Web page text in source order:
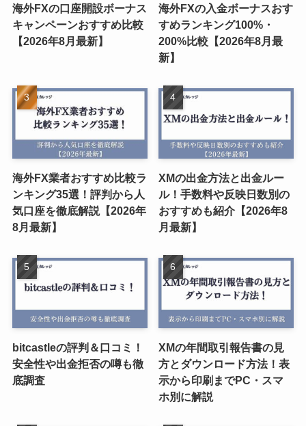
海外FXの口座開設ボーナス
キャンペーンおすすめ比較
【2026年8月最新】
海外FXの入金ボーナスおす
すめランキング100%・
200%比較【2026年8月最
新】
海外FX業者おすすめ比較ラ
ンキング35選！評判から人
気口座を徹底解説【2026年
8月最新】
XMの出金方法と出金ルー
ル！手数料や反映日数別の
おすすめも紹介【2026年8
月最新】
bitcastleの評判＆口コミ！
安全性や出金拒否の噂も徹
底調査
XMの年間取引報告書の見
方とダウンロード方法！表
示から印刷までPC・スマ
ホ別に解説